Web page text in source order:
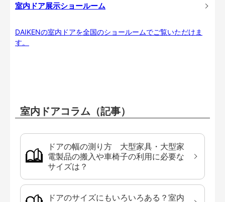
室内ドア展示ショールーム
DAIKENの室内ドアを全国のショールームでご覧いただけま
す。
室内ドアコラム（記事）
ドアの幅の測り方 大型家具・大型家
電製品の搬入や車椅子の利用に必要な
サイズは？
ドアのサイズにもいろいろある？室内